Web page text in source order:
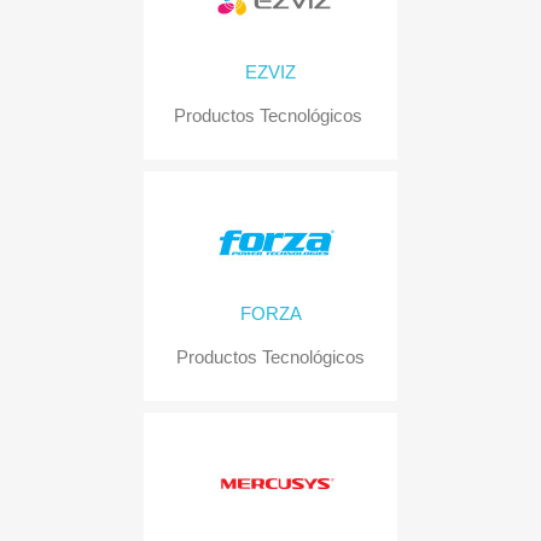
EZVIZ
Productos Tecnológicos
FORZA
Productos Tecnológicos